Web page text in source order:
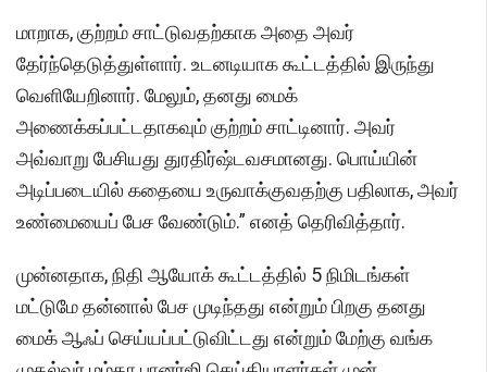
மாறாக, குற்றம் சாட்டுவதற்காக அதை அவர்
தேர்ந்தெடுத்துள்ளார். உடனடியாக கூட்டத்தில் இருந்து
வெளியேறினார். மேலும், தனது மைக்
அணைக்கப்பட்டதாகவும் குற்றம் சாட்டினார். அவர்
அவ்வாறு பேசியது துரதிர்ஷ்டவசமானது. பொய்யின்
அடிப்படையில் கதையை உருவாக்குவதற்கு பதிலாக, அவர்
உண்மையைப் பேச வேண்டும்.” எனத் தெரிவித்தார்.
முன்னதாக, நிதி ஆயோக் கூட்டத்தில் 5 நிமிடங்கள்
மட்டுமே தன்னால் பேச முடிந்தது என்றும் பிறகு தனது
மைக் ஆஃப் செய்யப்பட்டுவிட்டது என்றும் மேற்கு வங்க